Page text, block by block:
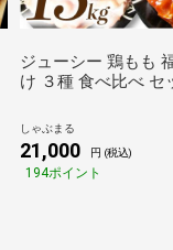
ジューシー 鶏もも
け ３種 食べ比べ セ
15kg (500g×30) しゃ
しゃぶまる
21,000 円 (税込)
194ポイント